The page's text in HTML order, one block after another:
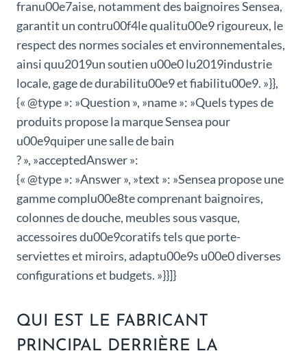
franu00e7aise, notamment des baignoires Sensea,
garantit un contru00f4le qualitu00e9 rigoureux, le
respect des normes sociales et environnementales,
ainsi quu2019un soutien u00e0 lu2019industrie
locale, gage de durabilitu00e9 et fiabilitu00e9. »}},
{« @type »: »Question », »name »: »Quels types de
produits propose la marque Sensea pour
u00e9quiper une salle de bain
? », »acceptedAnswer »:
{« @type »: »Answer », »text »: »Sensea propose une
gamme complu00e8te comprenant baignoires,
colonnes de douche, meubles sous vasque,
accessoires du00e9coratifs tels que porte-
serviettes et miroirs, adaptu00e9s u00e0 diverses
configurations et budgets. »}}]}
QUI EST LE FABRICANT
PRINCIPAL DERRIÈRE LA